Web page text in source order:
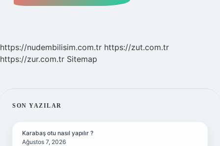
https://nudembilisim.com.tr https://zut.com.tr
https://zur.com.tr Sitemap
SIDEBAR
SON YAZILAR
Karabaş otu nasıl yapılır ?
Ağustos 7, 2026